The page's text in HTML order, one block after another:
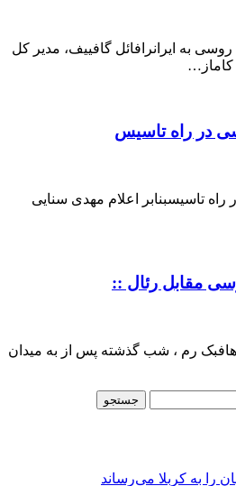
به ایرانرافائل گافییف، مدیر کل
در راه تاسیس
تاسیسبنابر اعلام مهدی سنایی
مقابل رئال ::
رم ، شب گذشته پس از به میدان
را به کربلا می‌رساند